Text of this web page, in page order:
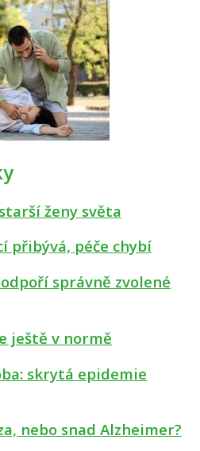
ženy světa
přibývá, péče chybí
správně zvolené
ještě v normě
skrytá epidemie
nebo snad Alzheimer?